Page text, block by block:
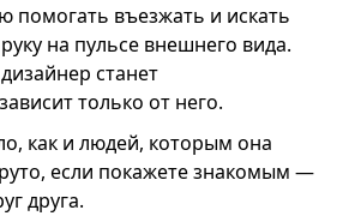
помогать въезжать и искать
на пульсе внешнего вида.
станет
только от него.
как и людей, которым она
если покажете знакомым —
друга.